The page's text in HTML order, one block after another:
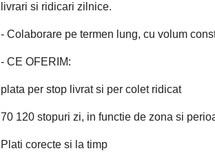
livrari si ridicari zilnice.
- Colaborare pe termen lung, cu volum
- CE OFERIM:
plata per stop livrat si per colet ridicat
70 120 stopuri zi, in functie de zona si
Plati corecte si la timp